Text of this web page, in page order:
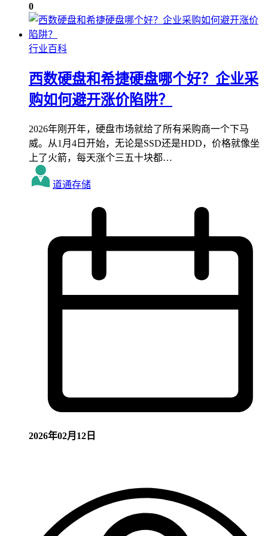
0
行业百科
西数硬盘和希捷硬盘哪个好？企业采
购如何避开涨价陷阱？
2026年刚开年，硬盘市场就给了所有采购商一个下马
威。从1月4日开始，无论是SSD还是HDD，价格就像坐
上了火箭，每天涨个三五十块都…
道通存储
2026年02月12日